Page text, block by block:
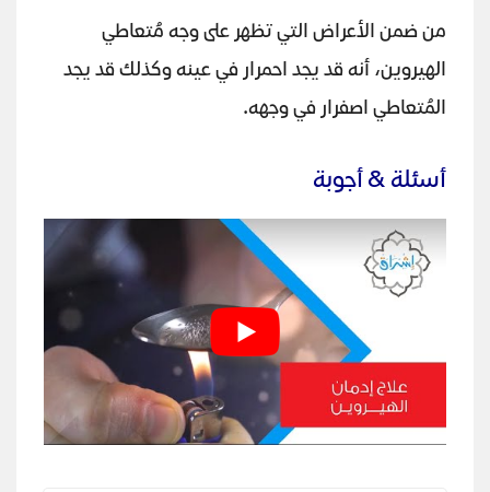
من ضمن الأعراض التي تظهر على وجه مُتعاطي
الهيروين، أنه قد يجد احمرار في عينه وكذلك قد يجد
المُتعاطي اصفرار في وجهه.
أسئلة & أجوبة